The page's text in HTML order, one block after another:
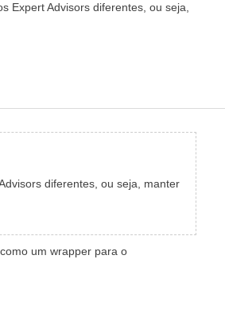
Expert Advisors diferentes, ou seja,
diferentes, ou seja, manter
um wrapper para o